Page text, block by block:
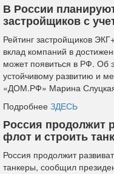
В России
застройщиков с
Рейтинг застройщиков
вклад компаний в
может появиться в РФ. Об
устойчивому развитию и
«ДОМ.РФ» Марина
Подробнее ЗДЕСЬ
Россия продолжит
флот и строить
Россия продолжит
танкеры, сообщил